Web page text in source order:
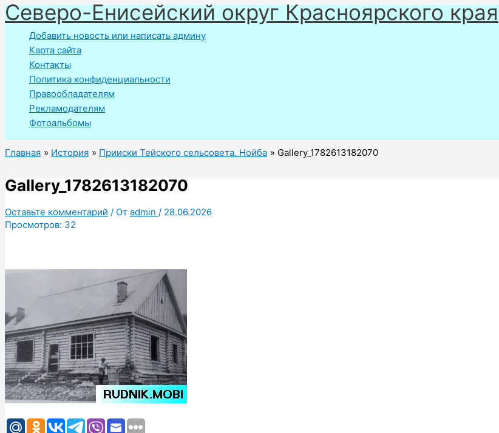
Перейти
к
содержимому
Северо-Енисейский округ Красноярского края
Добавить новость или написать админу
Карта сайта
Контакты
Политика конфиденциальности
Правообладателям
Рекламодателям
Фотоальбомы
Главная История Прииски Тейского сельсовета. Нойба Gallery_1782613182070
Gallery_1782613182070
Оставьте комментарий / От admin / 28.06.2026
Просмотров: 32